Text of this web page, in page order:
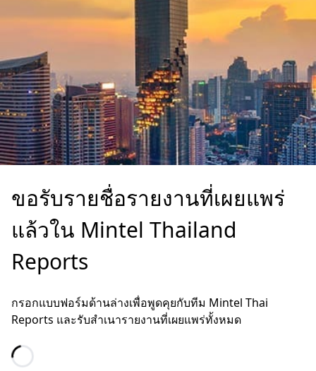
ขอรับรายชื่อรายงานที่เผยแพร่
แล้วใน Mintel Thailand
Reports
กรอกแบบฟอร์มด้านล่างเพื่อพูดคุยกับทีม Mintel Thai
Reports และรับสำเนารายงานที่เผยแพร่ทั้งหมด